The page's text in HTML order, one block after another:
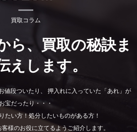
買取コラム
ら、買取の秘訣ま
えします。
値段ついたり、 押入れに入っていた「あれ」が
お宝だったり・・・
たい方！処分したいものがある方！
様のお役に立てるようご紹介します。